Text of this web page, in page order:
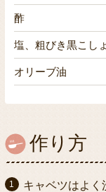
酢
塩、粗びき黒こし
オリーブ油
作り方
キャベツはよく